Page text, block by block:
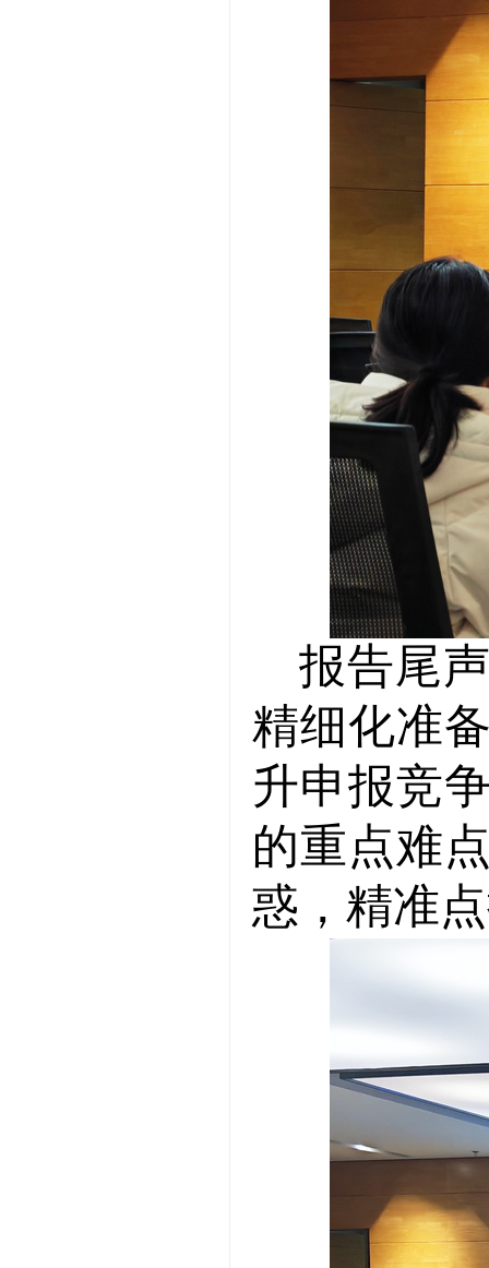
报告尾
精细化准
升申报竞
的重点难
惑，精准